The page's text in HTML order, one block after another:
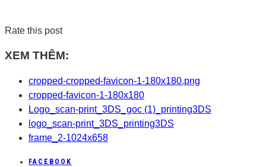
Rate this post
XEM THÊM:
cropped-cropped-favicon-1-180x180.png
cropped-favicon-1-180x180
Logo_scan-print_3DS_goc (1)_printing3DS
logo_scan-print_3DS_printing3DS
frame_2-1024x658
FACEBOOK